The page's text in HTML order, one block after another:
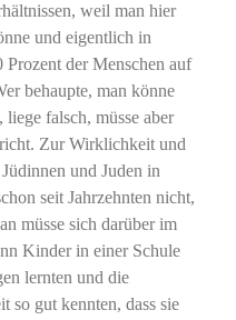
weil man hier
und eigentlich in
der Menschen auf
behaupte, man könne
falsch, müsse aber
Zur Wirklichkeit und
und Juden in
seit Jahrzehnten nicht,
müsse sich darüber im
Kinder in einer Schule
lernten und die
so gut kennten, dass sie